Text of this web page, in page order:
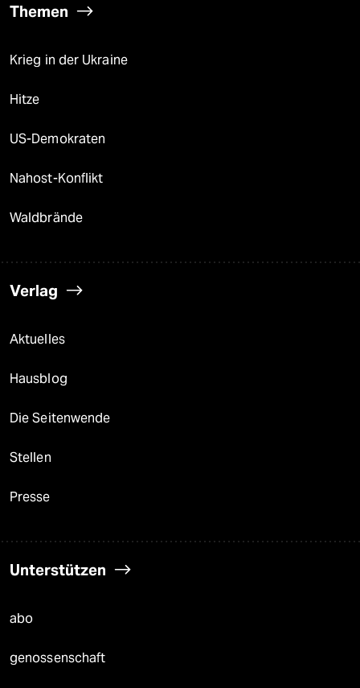
Themen
Krieg in der Ukraine
Hitze
US-Demokraten
Nahost-Konflikt
Waldbrände
Verlag
Aktuelles
Hausblog
Die Seitenwende
Stellen
Presse
Unterstützen
abo
genossenschaft